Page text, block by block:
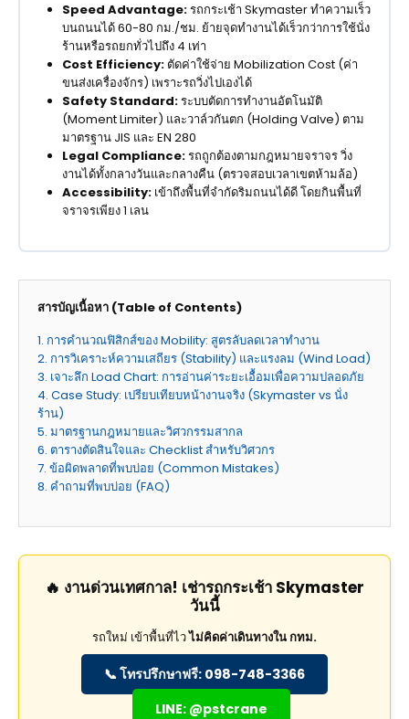
Speed Advantage:รถกระเช้า Skymaster ทำความเร็ว
บนถนนได้ 60-80 กม./ชม. ย้ายจุดทำงานได้เร็วกว่าการใช้นั่ง
ร้านหรือรถยกทั่วไปถึง 4 เท่า
Cost Efficiency: ตัดค่าใช้จ่าย Mobilization Cost (ค่า
ขนส่งเครื่องจักร) เพราะรถวิ่งไปเองได้
Safety Standard:ระบบตัดการทำงานอัตโนมัติ
(Moment Limiter) และวาล์วกันตก (Holding Valve) ตาม
มาตรฐาน JIS และ EN 280
Legal Compliance:รถถูกต้องตามกฎหมายจราจร วิ่ง
งานได้ทั้งกลางวันและกลางคืน (ตรวจสอบเวลาเขตห้ามล้อ)
Accessibility: เข้าถึงพื้นที่จำกัดริมถนนได้ดี โดยกินพื้นที่
จราจรเพียง 1 เลน
สารบัญเนื้อหา (Table of Contents)
1. การคำนวณฟิสิกส์ของ Mobility: สูตรลับลดเวลาทำงาน
2. การวิเคราะห์ความเสถียร (Stability) และแรงลม (Wind Load)
3. เจาะลึก Load Chart: การอ่านค่าระยะเอื้อมเพื่อความปลอดภัย
4. Case Study: เปรียบเทียบหน้างานจริง (Skymaster vs นั่ง
ร้าน)
5. มาตรฐานกฎหมายและวิศวกรรมสากล
6. ตารางตัดสินใจและ Checklist สำหรับวิศวกร
7. ข้อผิดพลาดที่พบบ่อย (Common Mistakes)
8. คำถามที่พบบ่อย (FAQ)
🔥 งานด่วนเทศกาล! เช่ารถกระเช้า Skymaster
วันนี้
รถใหม่ เข้าพื้นที่ไวไม่คิดค่าเดินทางใน กทม.
📞 โทรปรึกษาฟรี: 098-748-3366
LINE: @pstcrane